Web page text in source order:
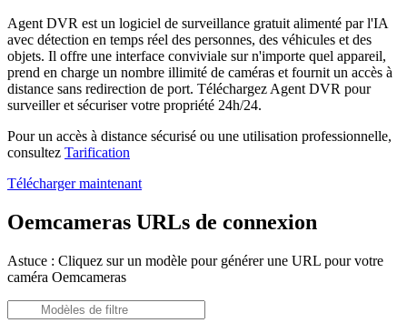
Agent DVR est un logiciel de surveillance gratuit alimenté par l'IA
avec détection en temps réel des personnes, des véhicules et des
objets. Il offre une interface conviviale sur n'importe quel appareil,
prend en charge un nombre illimité de caméras et fournit un accès à
distance sans redirection de port. Téléchargez Agent DVR pour
surveiller et sécuriser votre propriété 24h/24.
Pour un accès à distance sécurisé ou une utilisation professionnelle,
consultez Tarification
Télécharger maintenant
Oemcameras URLs de connexion
Astuce : Cliquez sur un modèle pour générer une URL pour votre
caméra Oemcameras